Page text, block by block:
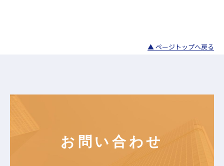
▲ ページトップへ戻る
お問い合わせ